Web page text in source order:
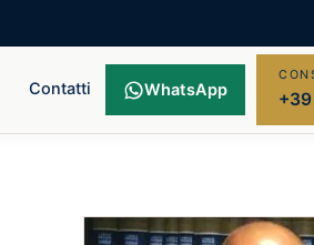
Contatti WhatsApp